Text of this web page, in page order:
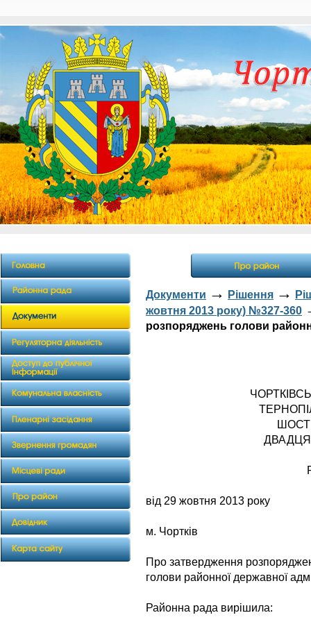
Документи → Рішення →
жовтня 2013 року) №327-360
розпоряджень голови
від 29 жовтня 2013 року
м. Чортків
Про затвердження
голови районної державної
Районна рада вирішила: